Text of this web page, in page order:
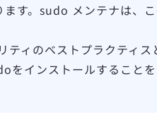
す。sudo メンテナは、
ティのベストプラクティ
インストールすることを